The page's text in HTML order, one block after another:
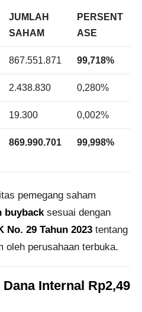
JUMLAH
SAHAM
PERSENT
ASE
867.551.871 99,718%
2.438.830 0,280%
19.300 0,002%
869.990.701 99,998%
pemegang saham
buyback sesuai dengan
No. 29 Tahun 2023 tentang
oleh perusahaan terbuka.
Internal Rp2,49